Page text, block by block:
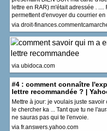
lettre en RAR) m'était adressée .
permettent d'envoyer du courrier en
via droit-
via ubidoca.com
#4 : comment connaître
lettre recommandée ? |
Mettre à jour: je voulais juste savoir
le chercher ka ... Tant que tu ne
ne sauras pas qui te l'envoie.
via fr.answers.yahoo.com